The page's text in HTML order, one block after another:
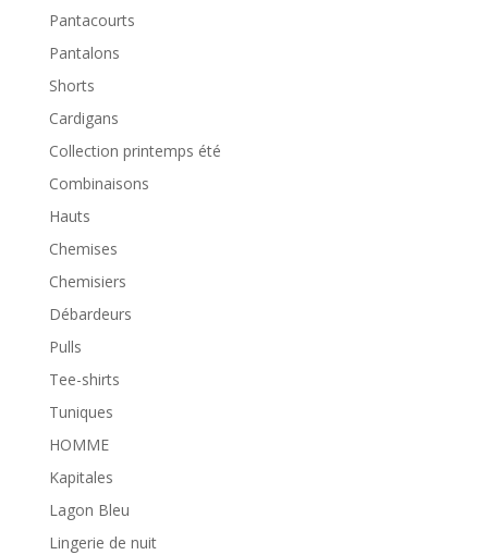
Pantacourts
Pantalons
Shorts
Cardigans
Collection printemps été
Combinaisons
Hauts
Chemises
Chemisiers
Débardeurs
Pulls
Tee-shirts
Tuniques
HOMME
Kapitales
Lagon Bleu
Lingerie de nuit